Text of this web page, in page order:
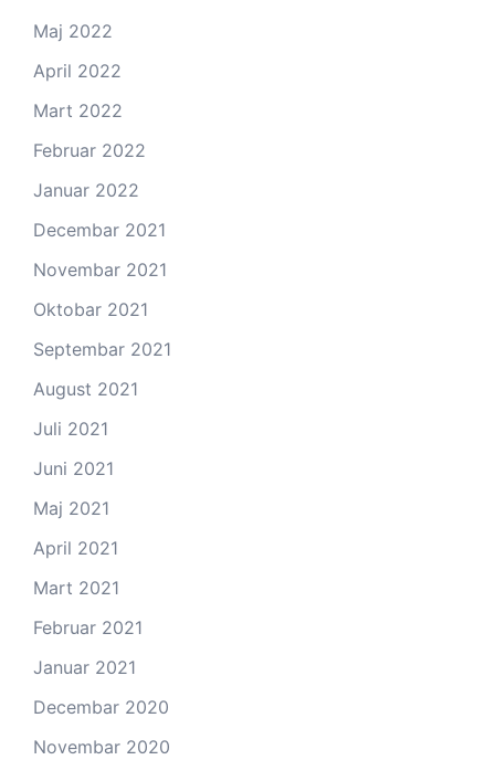
Maj 2022
April 2022
Mart 2022
Februar 2022
Januar 2022
Decembar 2021
Novembar 2021
Oktobar 2021
Septembar 2021
August 2021
Juli 2021
Juni 2021
Maj 2021
April 2021
Mart 2021
Februar 2021
Januar 2021
Decembar 2020
Novembar 2020